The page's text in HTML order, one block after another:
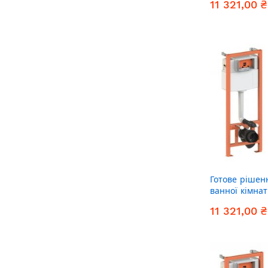
комплект
11 321,00 ₴
Готове
ванної
комплект
11 321,00 ₴